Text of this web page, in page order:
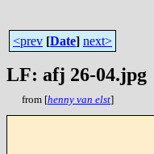
<prev [Date] next>
LF: afj 26-04.jpg
from [henny van elst]